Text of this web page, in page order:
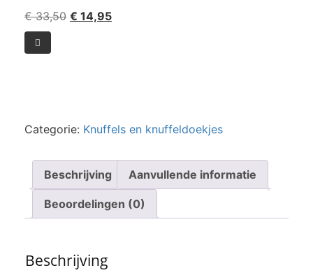
€33,50 Oorspronkelijke
€ 14,95Huidige
Lilliputiens
-
aantal

Categorie: Knuffels en knuffeldoekjes
Beschrijving Aanvullende informatie
Beoordelingen (0)
Beschrijving